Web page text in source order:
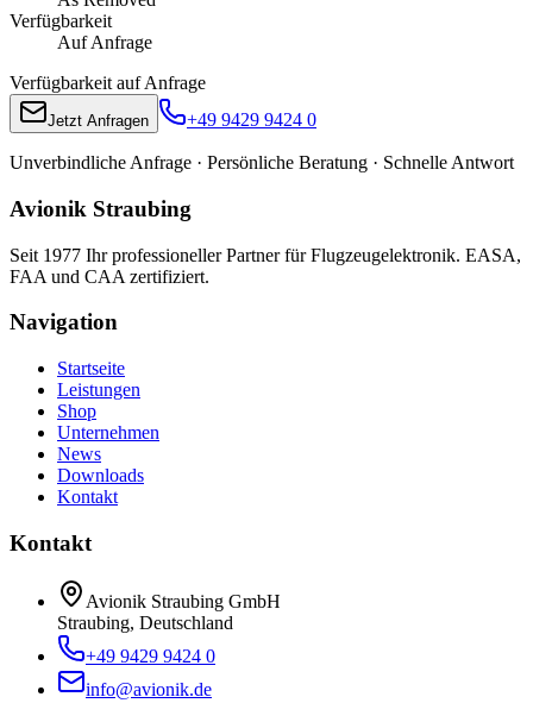
Verfügbarkeit
Auf Anfrage
Verfügbarkeit auf Anfrage
Jetzt Anfragen +49 9429 9424 0
Unverbindliche Anfrage · Persönliche Beratung · Schnelle Antwort
Avionik Straubing
Seit 1977 Ihr professioneller Partner für Flugzeugelektronik. EASA,
FAA und CAA zertifiziert.
Navigation
Startseite
Leistungen
Shop
Unternehmen
News
Downloads
Kontakt
Kontakt
Avionik Straubing GmbH
Straubing, Deutschland
+49 9429 9424 0
info@avionik.de